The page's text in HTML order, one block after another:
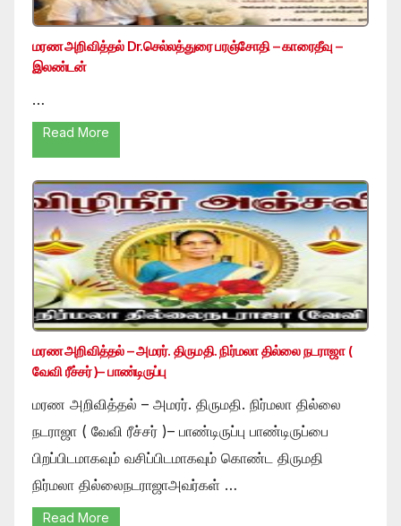
மரண அறிவித்தல் Dr.செல்லத்துரை பரஞ்சோதி – காரைதீவு –
இலண்டன்
…
Read More
மரண அறிவித்தல் – அமரர். திருமதி. நிர்மலா தில்லை நடராஜா (
வேவி ரீச்சர் )– பாண்டிருப்பு
மரண அறிவித்தல் – அமரர். திருமதி. நிர்மலா தில்லை
நடராஜா ( வேவி ரீச்சர் )– பாண்டிருப்பு பாண்டிருப்பை
பிறப்பிடமாகவும் வசிப்பிடமாகவும் கொண்ட திருமதி
நிர்மலா தில்லைநடராஜாஅவர்கள் …
Read More